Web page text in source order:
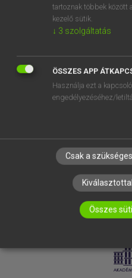
VÁLLALATI
SÜTI
tartoznak többek között
kezelő sütik.
↓ 3 szolgáltatás
ÖSSZES APP
Használja ezt a
engedélyezéséhez/
Csak a
Összes